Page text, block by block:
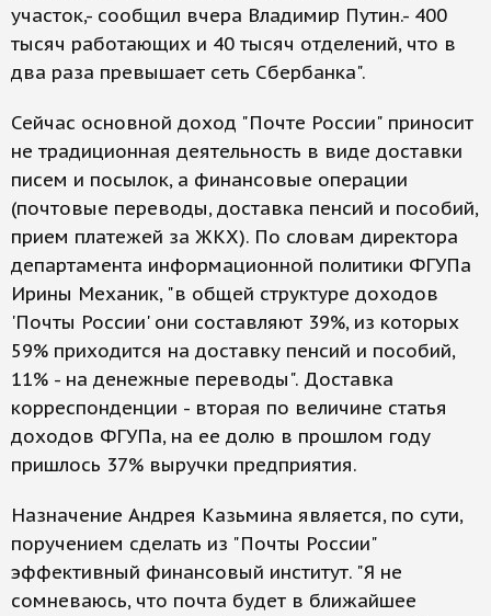
участок,- сообщил вчера Владимир Путин.- 400
тысяч работающих и 40 тысяч отделений, что в
два раза превышает сеть Сбербанка".
Сейчас основной доход "Почте России" приносит
не традиционная деятельность в виде доставки
писем и посылок, а финансовые операции
(почтовые переводы, доставка пенсий и пособий,
прием платежей за ЖКХ). По словам директора
департамента информационной политики ФГУПа
Ирины Механик, "в общей структуре доходов
'Почты России' они составляют 39%, из которых
59% приходится на доставку пенсий и пособий,
11% - на денежные переводы". Доставка
корреспонденции - вторая по величине статья
доходов ФГУПа, на ее долю в прошлом году
пришлось 37% выручки предприятия.
Назначение Андрея Казьмина является, по сути,
поручением сделать из "Почты России"
эффективный финансовый институт. "Я не
сомневаюсь, что почта будет в ближайшее